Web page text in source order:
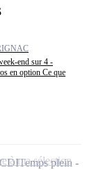
end sur 4 -
en option Ce que
CDITemps plein
à ma sélection